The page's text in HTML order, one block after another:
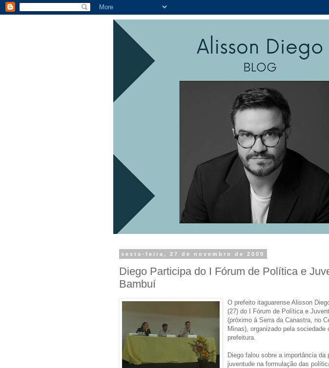
sexta-feira, 27 de novembro de 2009
Diego Participa do I Fórum de Política e
Bambuí
O prefeito itaguarense Alisson
(27) do I Fórum de Política e
(próximo à Serra da Canastra, no
Minas), organizado pela sociedade
prefeitura.
Diego falou sobre a importância da
juventude na formulação das